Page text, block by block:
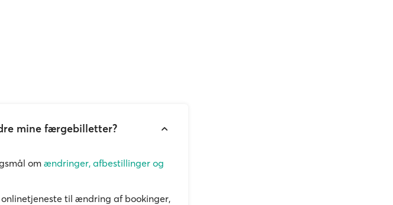
mine færgebilletter?
om ændringer, afbestillinger og
til ændring af bookinger,